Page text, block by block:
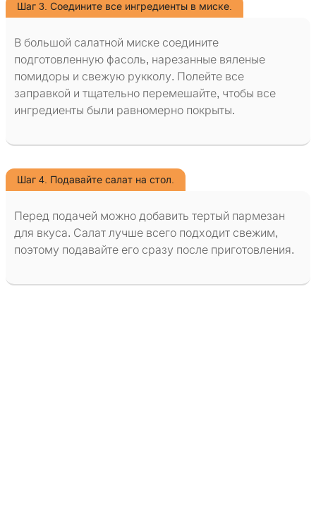
Шаг 3. Соедините все ингредиенты в миске.
В большой салатной миске соедините
подготовленную фасоль, нарезанные вяленые
помидоры и свежую рукколу. Полейте все
заправкой и тщательно перемешайте, чтобы все
ингредиенты были равномерно покрыты.
Шаг 4. Подавайте салат на стол.
Перед подачей можно добавить тертый пармезан
для вкуса. Салат лучше всего подходит свежим,
поэтому подавайте его сразу после приготовления.